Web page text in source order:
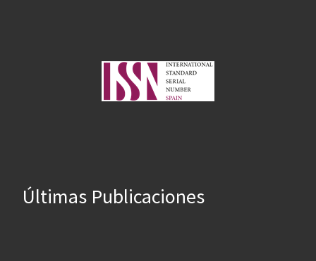
Últimas Publicaciones